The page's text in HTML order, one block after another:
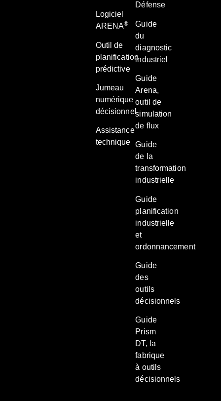
Logiciel
ARENA®
Outil de
planification
prédictive
Jumeau
numérique
décisionnel
Assistance
technique
Défense
Guide
du
diagnostic
industriel
Guide
Arena,
outil de
simulation
de flux
Guide
de la
transformation
industrielle
Guide
planification
industrielle
et
ordonnancement
Guide
des
outils
décisionnels
Guide
Prism
DT, la
fabrique
à outils
décisionnels